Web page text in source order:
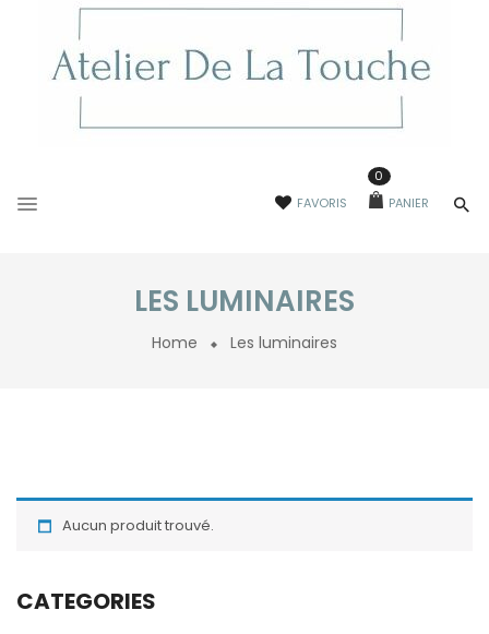
FAVORIS PANIER
0
LES LUMINAIRES
Home Les luminaires
CATEGORIES
Aucun produit trouvé.